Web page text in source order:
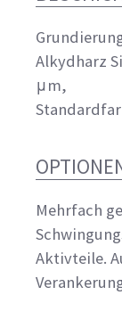
Alkydharz
μm,
Mehrfach
Aktivteile.